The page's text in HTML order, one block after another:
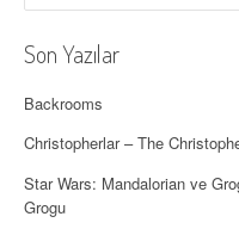
l
a
ş
ı
m
Son Yazılar
Backrooms
Christopherlar – The
Star Wars: Mandalorian ve
Grogu